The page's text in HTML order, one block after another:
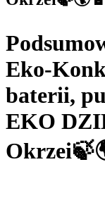
Eko-
baterii,
EKO